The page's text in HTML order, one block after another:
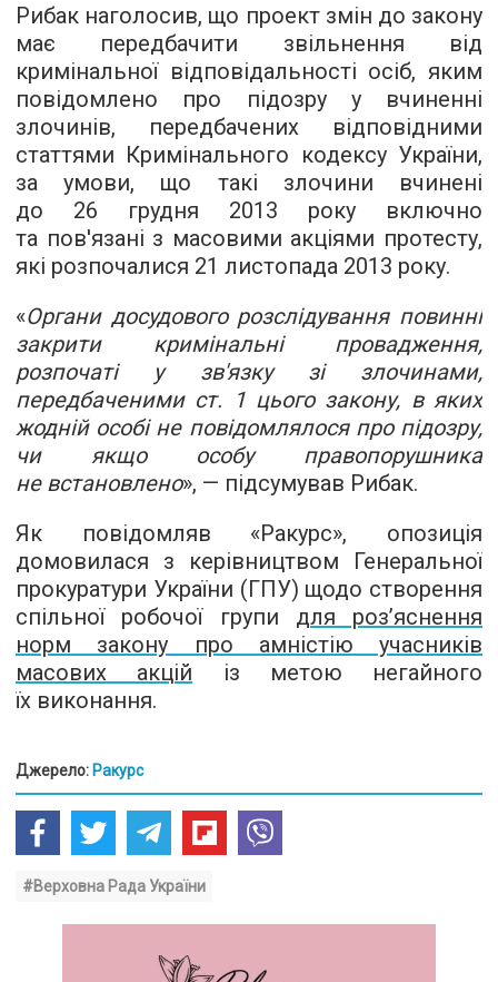
Рибак наголосив, що проект змін до закону
має передбачити звільнення від
кримінальної відповідальності осіб, яким
повідомлено про підозру у вчиненні
злочинів, передбачених відповідними
статтями Кримінального кодексу України,
за умови, що такі злочини вчинені
до 26 грудня 2013 року включно
та пов'язані з масовими акціями протесту,
які розпочалися 21 листопада 2013 року.
«Органи досудового розслідування повинні
закрити кримінальні провадження,
розпочаті у зв'язку зі злочинами,
передбаченими ст. 1 цього закону, в яких
жодній особі не повідомлялося про підозру,
чи якщо особу правопорушника
не встановлено», — підсумував Рибак.
Як повідомляв «Ракурс», опозиція
домовилася з керівництвом Генеральної
прокуратури України (ГПУ) щодо створення
спільної робочої групи для роз’яснення
норм закону про амністію учасників
масових акцій із метою негайного
їх виконання.
Джерело: Ракурс
#Верховна Рада України